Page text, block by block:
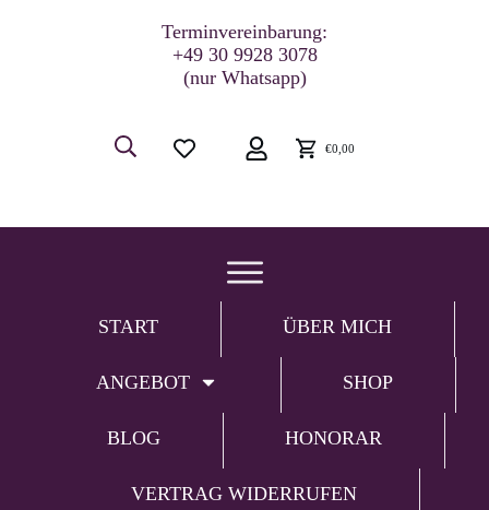
Terminvereinbarung:
+49 30 9928 3078
(nur Whatsapp)
€0,00
START ÜBER MICH
ANGEBOT SHOP
BLOG HONORAR
VERTRAG WIDERRUFEN